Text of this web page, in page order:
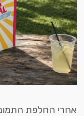
אחרי החלפת